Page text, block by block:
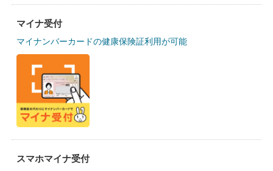
マイナ受付
マイナンバーカードの健康保険証利用が可能
スマホマイナ受付